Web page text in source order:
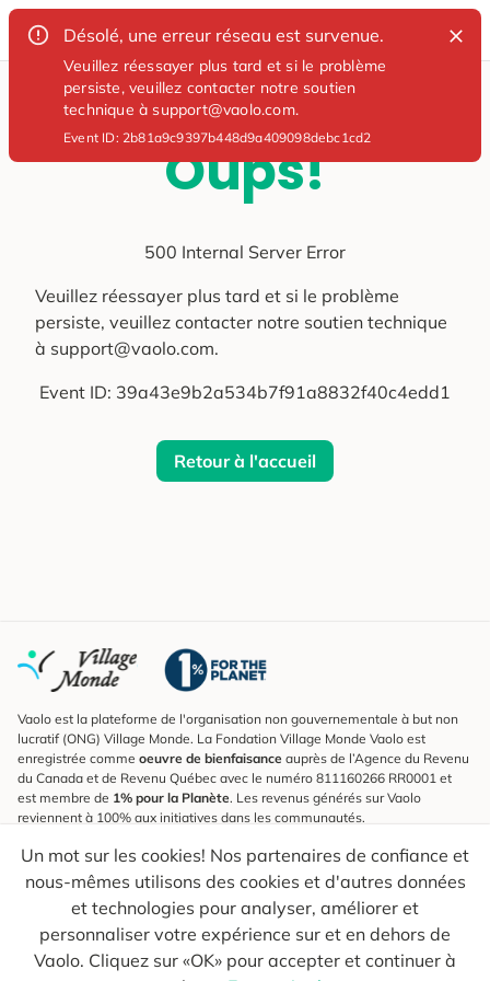
Désolé, une erreur réseau est survenue.
Veuillez réessayer plus tard et si le problème
persiste, veuillez contacter notre soutien
technique à support@vaolo.com.
Event ID: 2b81a9c9397b448d9a409098debc1cd2
Oups!
500 Internal Server Error
Veuillez réessayer plus tard et si le problème
persiste, veuillez contacter notre soutien technique
à support@vaolo.com.
Event ID: 39a43e9b2a534b7f91a8832f40c4edd1
Retour à l'accueil
Un mot sur les cookies! Nos partenaires de confiance et
nous-mêmes utilisons des cookies et d'autres données
et technologies pour analyser, améliorer et
personnaliser votre expérience sur et en dehors de
Vaolo. Cliquez sur «OK» pour accepter et continuer à
Vaolo est la plateforme de l'organisation non gouvernementale à but non
lucratif (ONG) Village Monde. La Fondation Village Monde Vaolo est
enregistrée comme oeuvre de bienfaisance auprès de l’Agence du Revenu
du Canada et de Revenu Québec avec le numéro 811160266 RR0001 et
est membre de 1% pour la Planète. Les revenus générés sur Vaolo
reviennent à 100% aux initiatives dans les communautés.
S'inscrire à l'infolettre
Pour connaître les nouveautés, suivre nos explorateurs et recevoir des
astuces pour des voyages plus conscients.
Ton courriel Envoyer